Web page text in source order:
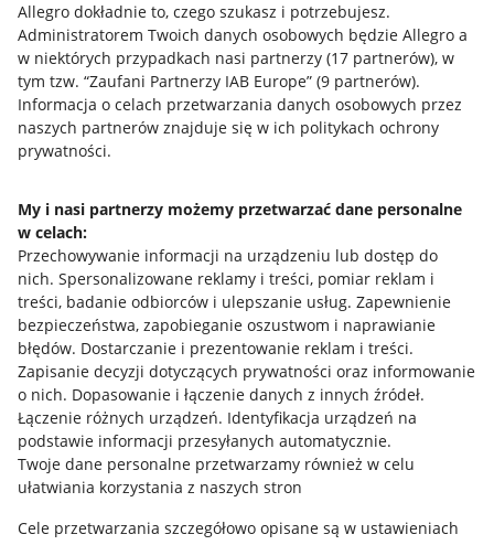
Allegro dokładnie to, czego szukasz i potrzebujesz.
Administratorem Twoich danych osobowych będzie Allegro a
w niektórych przypadkach nasi partnerzy (17 partnerów), w
tym tzw. “Zaufani Partnerzy IAB Europe” (9 partnerów).
Informacja o celach przetwarzania danych osobowych przez
naszych partnerów znajduje się w ich politykach ochrony
prywatności.
My i nasi partnerzy możemy przetwarzać dane personalne
w celach:
Przechowywanie informacji na urządzeniu lub dostęp do
nich. Spersonalizowane reklamy i treści, pomiar reklam i
treści, badanie odbiorców i ulepszanie usług. Zapewnienie
bezpieczeństwa, zapobieganie oszustwom i naprawianie
błędów. Dostarczanie i prezentowanie reklam i treści.
Zapisanie decyzji dotyczących prywatności oraz informowanie
o nich. Dopasowanie i łączenie danych z innych źródeł.
Łączenie różnych urządzeń. Identyfikacja urządzeń na
podstawie informacji przesyłanych automatycznie.
Twoje dane personalne przetwarzamy również w celu
ułatwiania korzystania z naszych stron
Cele przetwarzania szczegółowo opisane są w ustawieniach
Przydatne informacje
Jak to działa
Allegro Gadane dla sprzedających
Allegro Gadane dla kupujących
Mapa miejscowości
Informacje prawne
Regulamin
Polityka plików "cookies"
Ustawienia plików "cookies"
Udostępnianie lokalizacji